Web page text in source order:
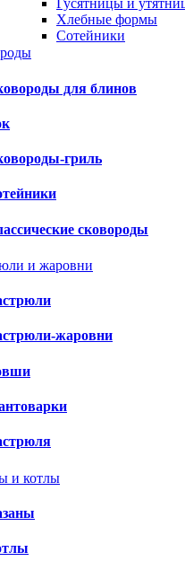
Гусятницы и
Хлебные формы
Сотейники
для блинов
гриль
сковороды
и жаровни
жаровни
и котлы